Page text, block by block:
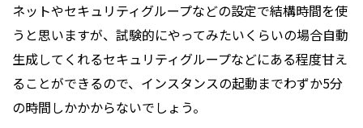
ネットやセキュリティグループなどの設定で結構時間を使
うと思いますが、試験的にやってみたいくらいの場合自動
生成してくれるセキュリティグループなどにある程度甘え
ることができるので、インスタンスの起動までわずか5分
の時間しかかからないでしょう。